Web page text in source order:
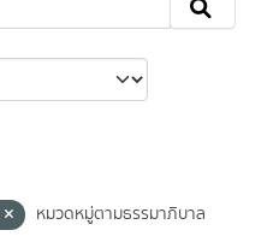
หมวดหมู่ตามธรรมาภิบาล